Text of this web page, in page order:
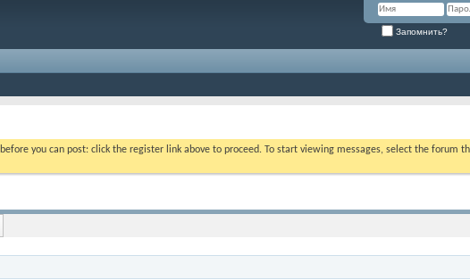
Запомнить?
before you can post: click the register link above to proceed. To start viewing messages, select the forum